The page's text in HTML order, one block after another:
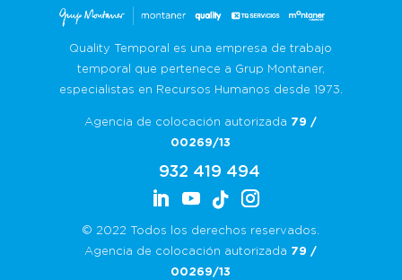
Quality Temporal es una empresa de trabajo
temporal que pertenece a Grup Montaner,
especialistas en Recursos Humanos desde 1973.
Agencia de colocación autorizada 79 /
00269/13
932 419 494
© 2022 Todos los derechos reservados.
Agencia de colocación autorizada 79 /
00269/13